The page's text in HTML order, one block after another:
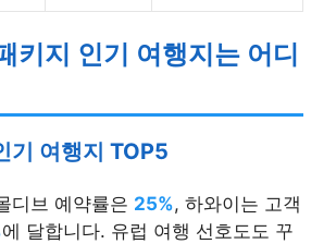
키지 인기 여행지는 어디
여행지 TOP5
디브 예약률은 25%, 하와이는 고객
에 달합니다. 유럽 여행 선호도도 꾸